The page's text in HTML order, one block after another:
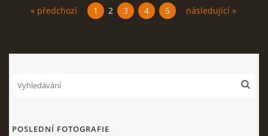
« předchozí 1 2 3 4 5 následující »
POSLEDNÍ FOTOGRAFIE